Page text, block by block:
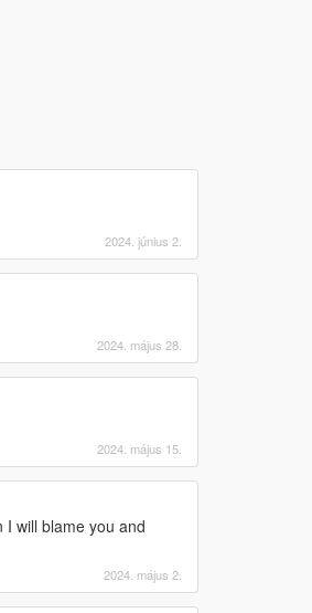
2024. június 2.
2024. május 28.
2024. május 15.
will blame you and
2024. május 2.